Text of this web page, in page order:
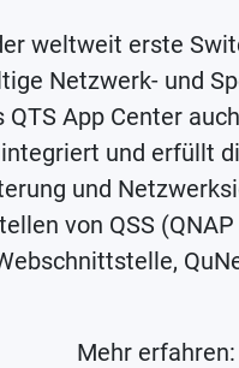
weltweit erste
Netzwerk- und
App Center
und erfüllt
und
von QSS
Mehr erfahren: